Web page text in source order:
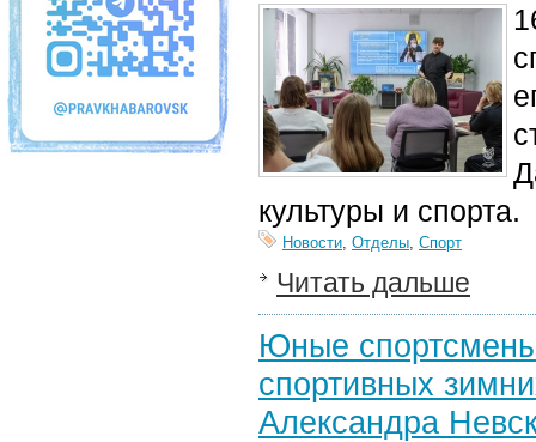
культуры и спорта.
Новости, Отделы, Спорт
Читать дальше
Юные
спортивных
Александра